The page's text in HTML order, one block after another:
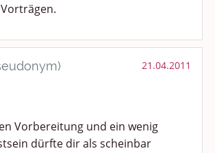
21.04.2011
Vorbereitung und ein wenig
dürfte dir als scheinbar